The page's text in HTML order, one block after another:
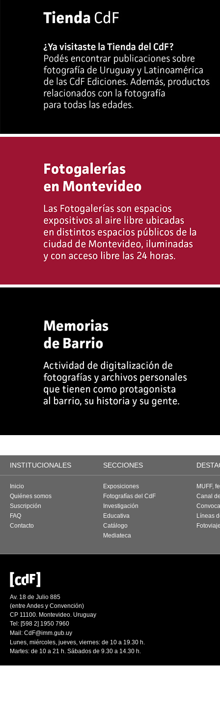
INSTITUCIONALES SECCIONES
Inicio
Quiénes somos
Suscripción
FAQ
Contacto
Exposiciones
Fotografías del CdF
Investigación
Educativa
Catálogo
Mediateca
MUFF,
Canal
Líneas
Av. 18 de Julio 885
(entre Andes y Convención)
CP 11100. Montevideo. Uruguay
Tel: [598 2] 1950 7960
Mail: CdF@imm.gub.uy
Lunes, miércoles, jueves, viernes: de 10 a 19.30 h.
Martes: de 10 a 21 h. Sábados de 9.30 a 14.30 h.